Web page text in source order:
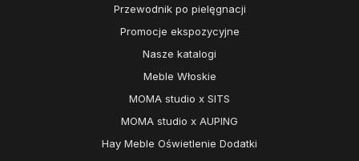
Przewodnik po pielęgnacji
Promocje ekspozycyjne
Nasze katalogi
Meble Włoskie
MOMA studio x SITS
MOMA studio x AUPING
Hay Meble Oświetlenie Dodatki